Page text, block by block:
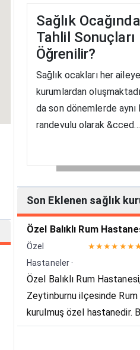
Sağlık
Tahlil Sonuçları
Öğrenilir?
Sağlık ocakları her
kurumlardan
da son dönemlerde
randevulu olarak &cced...
Son Eklenen sağlık
Özel Balıklı Rum
Özel
Hastaneler ·
Özel Balıklı Rum
Zeytinburnu ilçesinde
kurulmuş özel hastanedir.
Hastanesi Vakfı